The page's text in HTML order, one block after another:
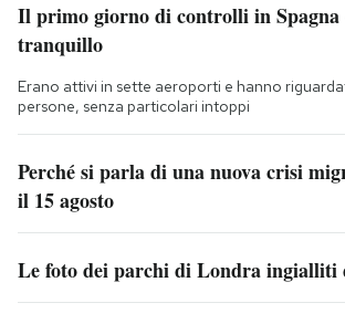
Il primo giorno di controlli in Spagna
tranquillo
Erano attivi in sette aeroporti e hanno
persone, senza particolari intoppi
Perché si parla di una nuova crisi
il 15 agosto
Le foto dei parchi di Londra ingialliti